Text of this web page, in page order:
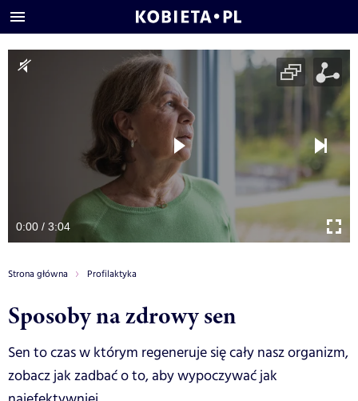
0:00 / 3:04
Strona główna Profilaktyka
Sposoby na zdrowy sen
Sen to czas w którym regeneruje się cały nasz organizm,
zobacz jak zadbać o to, aby wypoczywać jak